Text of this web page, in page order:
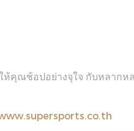
คุณช้อปอย่างจุใจ กับหลากห